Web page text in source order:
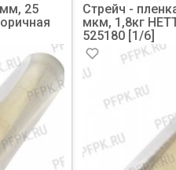
25
Стрейч -
мкм, 1,8кг
525180 [1/6]